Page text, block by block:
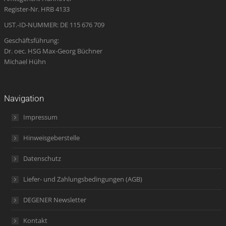
Register-Nr. HRB 4133
UST.-ID-NUMMER: DE 115 676 709
Geschäftsführung:
Dr. oec. HSG Max-Georg Büchner
Michael Hühn
Navigation
Impressum
Hinweisgeberstelle
Datenschutz
Liefer- und Zahlungsbedingungen (AGB)
DEGENER Newsletter
Kontakt